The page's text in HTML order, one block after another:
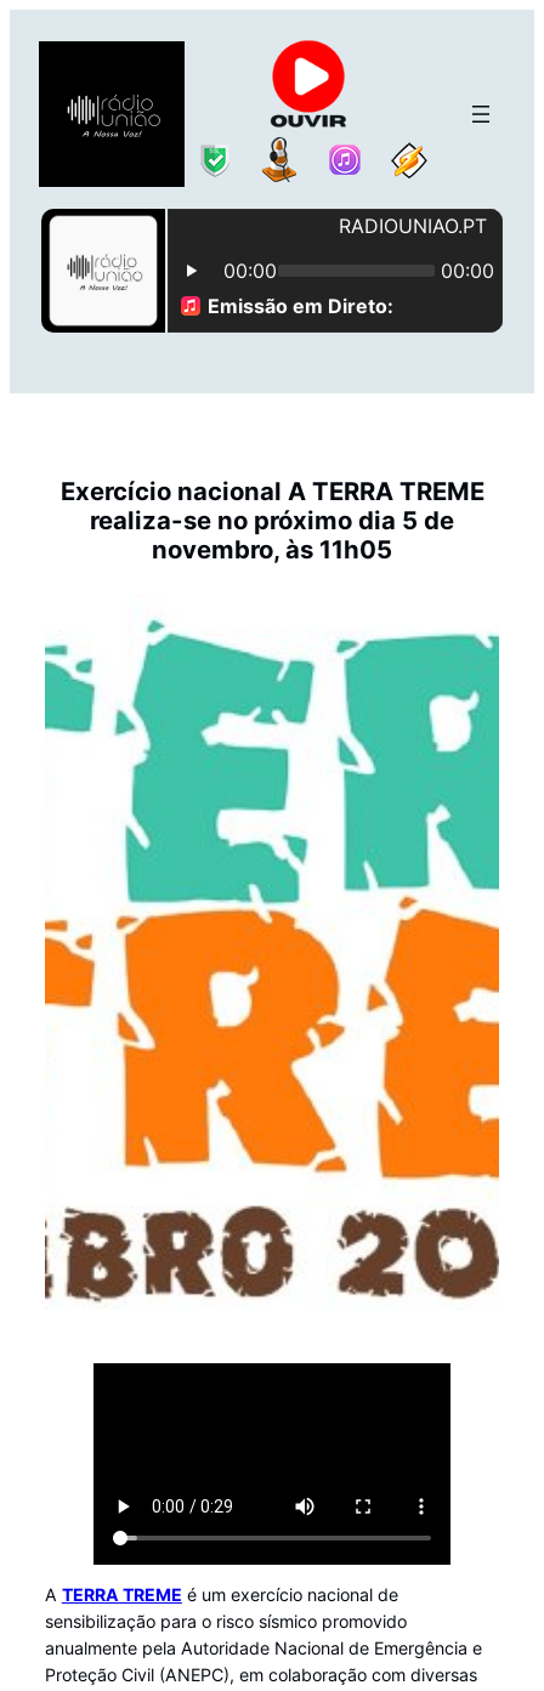
para
conteúdo
Exercício nacional A TERRA TREME
realiza-se no próximo dia 5 de
novembro, às 11h05
A TERRA TREME é um exercício nacional de
sensibilização para o risco sísmico promovido
anualmente pela Autoridade Nacional de Emergência e
Proteção Civil (ANEPC), em colaboração com diversas